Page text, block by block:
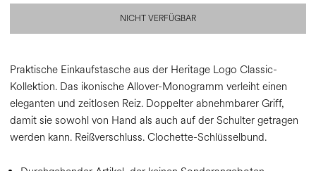
NICHT VERFÜGBAR
Praktische Einkaufstasche aus der Heritage Logo Classic-
Kollektion. Das ikonische Allover-Monogramm verleiht einen
eleganten und zeitlosen Reiz. Doppelter abnehmbarer Griff,
damit sie sowohl von Hand als auch auf der Schulter getragen
werden kann. Reißverschluss. Clochette-Schlüsselbund.